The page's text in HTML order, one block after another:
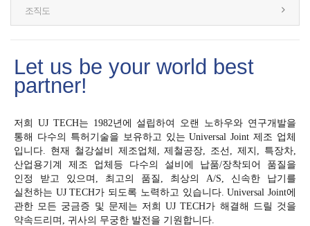
조직도
Let us be your world best
partner!
저희 UJ TECH는 1982년에 설립하여 오랜 노하우와 연구개발을
통해 다수의 특허기술을 보유하고 있는 Universal Joint 제조 업체
입니다. 현재 철강설비 제조업체, 제철공장, 조선, 제지, 특장차,
산업용기계 제조 업체등 다수의 설비에 납품/장착되어 품질을
인정 받고 있으며, 최고의 품질, 최상의 A/S, 신속한 납기를
실천하는 UJ TECH가 되도록 노력하고 있습니다. Universal Joint에
관한 모든 궁금증 및 문제는 저희 UJ TECH가 해결해 드릴 것을
약속드리며, 귀사의 무궁한 발전을 기원합니다.